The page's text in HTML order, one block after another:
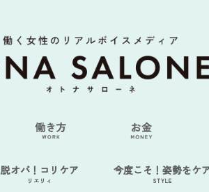
脱オバ！コリケア
リエリィ
今度こそ！姿勢をケ
STYLE